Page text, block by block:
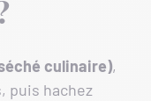
culinaire),
puis hachez